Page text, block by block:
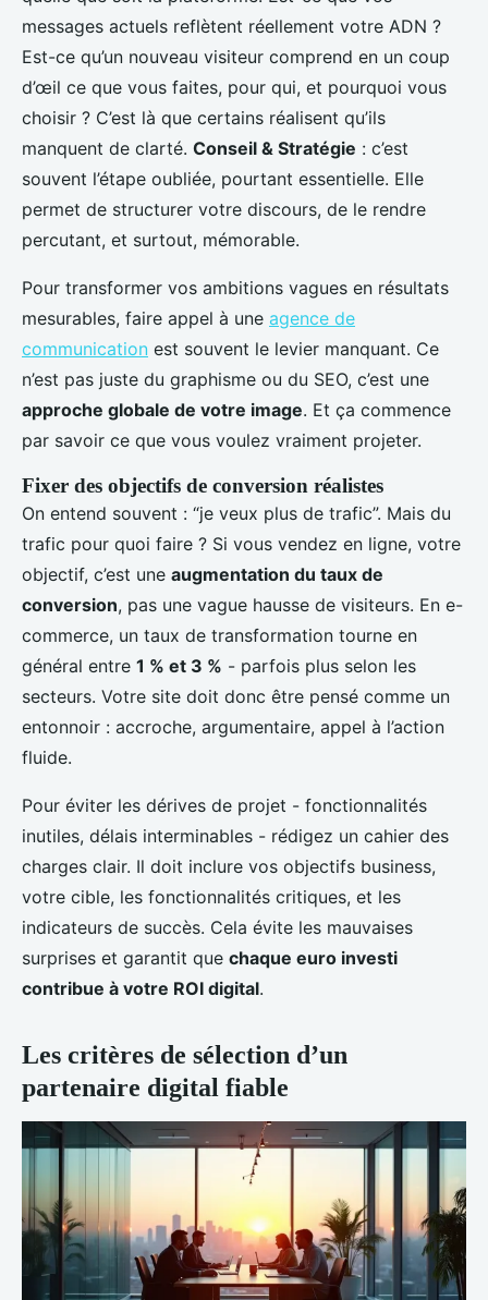
messages actuels reflètent réellement votre ADN ?
Est-ce qu’un nouveau visiteur comprend en un coup
d’œil ce que vous faites, pour qui, et pourquoi vous
choisir ? C’est là que certains réalisent qu’ils
manquent de clarté. Conseil & Stratégie : c’est
souvent l’étape oubliée, pourtant essentielle. Elle
permet de structurer votre discours, de le rendre
percutant, et surtout, mémorable.
Pour transformer vos ambitions vagues en résultats
mesurables, faire appel à une agence de
communication est souvent le levier manquant. Ce
n’est pas juste du graphisme ou du SEO, c’est une
approche globale de votre image. Et ça commence
par savoir ce que vous voulez vraiment projeter.
Fixer des objectifs de conversion réalistes
On entend souvent : “je veux plus de trafic”. Mais du
trafic pour quoi faire ? Si vous vendez en ligne, votre
objectif, c’est une augmentation du taux de
conversion, pas une vague hausse de visiteurs. En e-
commerce, un taux de transformation tourne en
général entre 1 % et 3 % - parfois plus selon les
secteurs. Votre site doit donc être pensé comme un
entonnoir : accroche, argumentaire, appel à l’action
fluide.
Pour éviter les dérives de projet - fonctionnalités
inutiles, délais interminables - rédigez un cahier des
charges clair. Il doit inclure vos objectifs business,
votre cible, les fonctionnalités critiques, et les
indicateurs de succès. Cela évite les mauvaises
surprises et garantit que chaque euro investi
contribue à votre ROI digital.
Les critères de sélection d’un
partenaire digital fiable